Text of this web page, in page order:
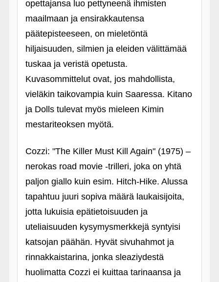
opettajansa luo pettyneenä ihmisten
maailmaan ja ensirakkautensa
päätepisteeseen, on mieletöntä
hiljaisuuden, silmien ja eleiden välittämää
tuskaa ja veristä opetusta.
Kuvasommittelut ovat, jos mahdollista,
vieläkin taikovampia kuin Saaressa. Kitano
ja Dolls tulevat myös mieleen Kimin
mestariteoksen myötä.
Cozzi: "The Killer Must Kill Again" (1975) –
nerokas road movie ‑trilleri, joka on yhtä
paljon giallo kuin esim. Hitch-Hike. Alussa
tapahtuu juuri sopiva määrä laukaisijoita,
jotta lukuisia epätietoisuuden ja
uteliaisuuden kysymysmerkkejä syntyisi
katsojan päähän. Hyvät sivuhahmot ja
rinnakkaistarina, jonka sleaziydestä
huolimatta Cozzi ei kuittaa tarinaansa ja